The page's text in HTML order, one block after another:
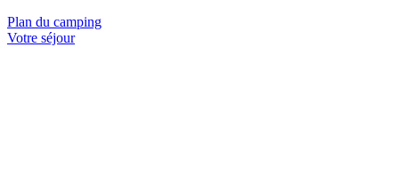
Plan du camping
Votre séjour